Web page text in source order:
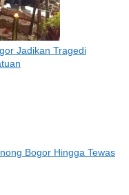
Jadikan Tragedi
Bogor Hingga Tewas